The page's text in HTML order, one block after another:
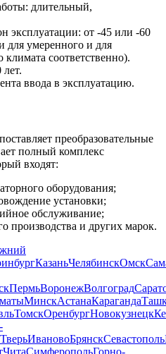
длительный,
эксплуатации: от -45 или -60
для умеренного и для
соответственно).
ввода в эксплуатацию.
преобразовательные
полный комплекс
входят:
оборудования;
установки;
обслуживание;
производства и других марок.
КазаньЧелябинскОмск
ПермьВоронежВолгоград
МинскАстанаКараганда
ТомскОренбургНовокузнецк
ТверьИвановоБрянскСевастополь
ЧитаСимферопольГорно-